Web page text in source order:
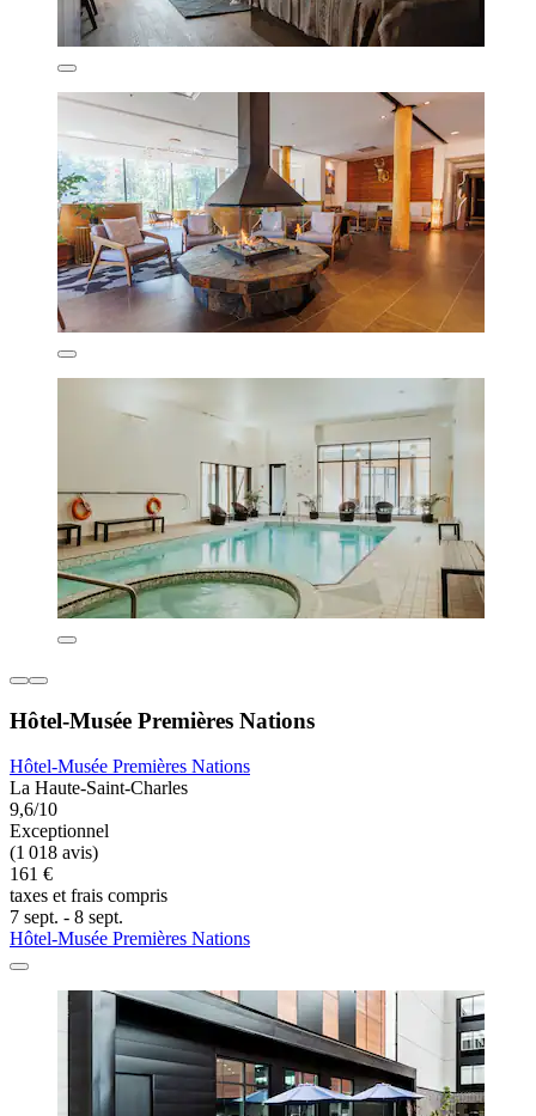
Hôtel-Musée Premières Nations
Hôtel-Musée Premières Nations
La Haute-Saint-Charles
9,6/10
Exceptionnel
(1 018 avis)
161 €
taxes et frais compris
7 sept. - 8 sept.
Hôtel-Musée Premières Nations